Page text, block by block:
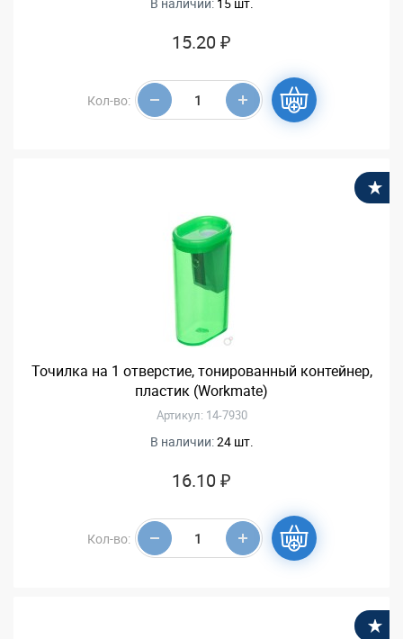
15.20 ₽
Кол-во:
Точилка на 1 отверстие, тонированный контейнер,
пластик (Workmate)
Артикул: 14-7930
В наличии:24 шт.
16.10 ₽
Кол-во: